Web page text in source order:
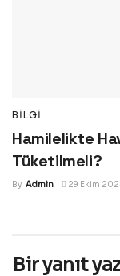
BILGI
Hamilelikte
Tüketilmeli?
By Admin 29 Ekim
Bir yanıt